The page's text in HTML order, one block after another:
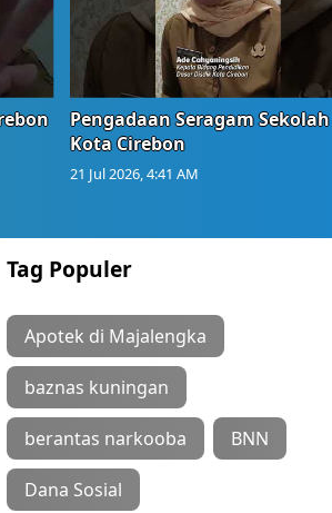
Pengadaan Seragam
Kota Cirebon
21 Jul 2026, 4:41 AM
Tag Populer
Apotek di Majalengka
baznas kuningan
berantas narkooba BNN
Dana Sosial